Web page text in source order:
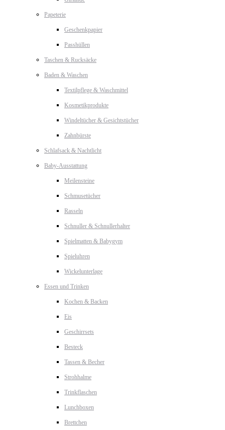
Papeterie
Geschenkpapier
Passhüllen
Taschen & Rucksäcke
Baden & Waschen
Textilpflege & Waschmittel
Kosmetikprodukte
Windeltücher & Gesichtstücher
Zahnbürste
Schlafsack & Nachtlicht
Baby-Ausstattung
Meilensteine
Schmusetücher
Rasseln
Schnuller & Schnullerhalter
Spielmatten & Babygym
Spieluhren
Wickelunterlage
Essen und Trinken
Kochen & Backen
Eis
Geschirrsets
Besteck
Tassen & Becher
Strohhalme
Trinkflaschen
Lunchboxen
Brettchen